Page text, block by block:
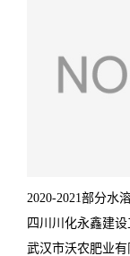
2020-2021部分水
四川川化永鑫建
武汉市沃农肥业有